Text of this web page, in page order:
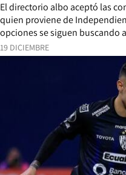
19 DICIEMBRE
El directorio albo aceptó las
quien proviene de
opciones se siguen buscando